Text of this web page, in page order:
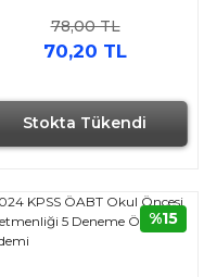
Stokta Tükendi
78,00 TL
70,20 TL
%15